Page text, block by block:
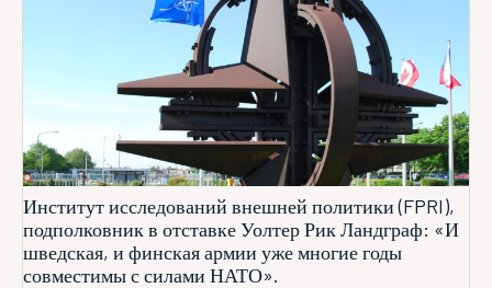
Институт исследований внешней политики (FPRI),
подполковник в отставке Уолтер Рик Ландграф: «И
шведская, и финская армии уже многие годы
совместимы с силами НАТО».